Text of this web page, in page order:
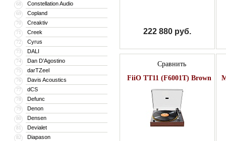
68 Constellation Audio
69 Copland
70 Creaktiv
71 Creek
72 Cyrus
73 DALI
74 Dan D’Agostino
75 darTZeel
76 Davis Acoustics
77 dCS
78 Defunc
79 Denon
80 Densen
81 Devialet
82 Diapason
222 880 руб.
Сравнить
FiiO TT11 (F6001T) Brown